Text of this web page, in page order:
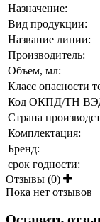
Назначение:
Вид продукции:
Название линии:
Производитель:
Объем, мл:
Класс опасности
Код ОКПД/ТН
Страна
Комплектация:
Бренд:
срок годности:
Отзывы (0)
Пока нет отзывов